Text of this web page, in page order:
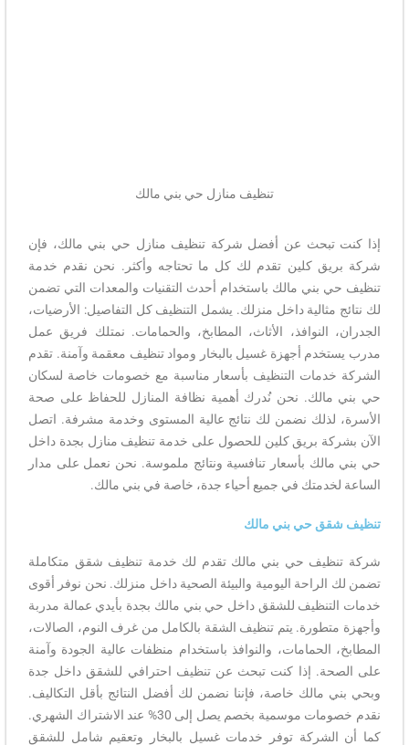
تنظيف منازل حي بني مالك
إذا كنت تبحث عن أفضل شركة تنظيف منازل حي بني مالك، فإن
شركة بريق كلين تقدم لك كل ما تحتاجه وأكثر. نحن نقدم خدمة
تنظيف حي بني مالك باستخدام أحدث التقنيات والمعدات التي تضمن
لك نتائج مثالية داخل منزلك. يشمل التنظيف كل التفاصيل: الأرضيات،
الجدران، النوافذ، الأثاث، المطابخ، والحمامات. نمتلك فريق عمل
مدرب يستخدم أجهزة غسيل بالبخار ومواد تنظيف معقمة وآمنة. تقدم
الشركة خدمات التنظيف بأسعار مناسبة مع خصومات خاصة لسكان
حي بني مالك. نحن نُدرك أهمية نظافة المنازل للحفاظ على صحة
الأسرة، لذلك نضمن لك نتائج عالية المستوى وخدمة مشرفة. اتصل
الآن بشركة بريق كلين للحصول على خدمة تنظيف منازل بجدة داخل
حي بني مالك بأسعار تنافسية ونتائج ملموسة. نحن نعمل على مدار
الساعة لخدمتك في جميع أحياء جدة، خاصة في بني مالك.
تنظيف شقق حي بني مالك
شركة تنظيف حي بني مالك تقدم لك خدمة تنظيف شقق متكاملة
تضمن لك الراحة اليومية والبيئة الصحية داخل منزلك. نحن نوفر أقوى
خدمات التنظيف للشقق داخل حي بني مالك بجدة بأيدي عمالة مدربة
وأجهزة متطورة. يتم تنظيف الشقة بالكامل من غرف النوم، الصالات،
المطابخ، الحمامات، والنوافذ باستخدام منظفات عالية الجودة وآمنة
على الصحة. إذا كنت تبحث عن تنظيف احترافي للشقق داخل جدة
وبحي بني مالك خاصة، فإننا نضمن لك أفضل النتائج بأقل التكاليف.
نقدم خصومات موسمية بخصم يصل إلى 30% عند الاشتراك الشهري.
كما أن الشركة توفر خدمات غسيل بالبخار وتعقيم شامل للشقق